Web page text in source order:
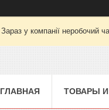
Зараз у компанії неробочий
ГЛАВНАЯ ТОВАРЫ И